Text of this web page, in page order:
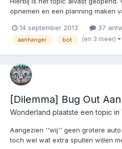
opnemen en een planning maken
14 september 2013
37
aanhanger bot (en 3 meer)
[Dilemma] Bug Out
Wonderland plaatste een topic in
Aangezien ''wij'' geen grotere
toch wel wat extra spullen willen